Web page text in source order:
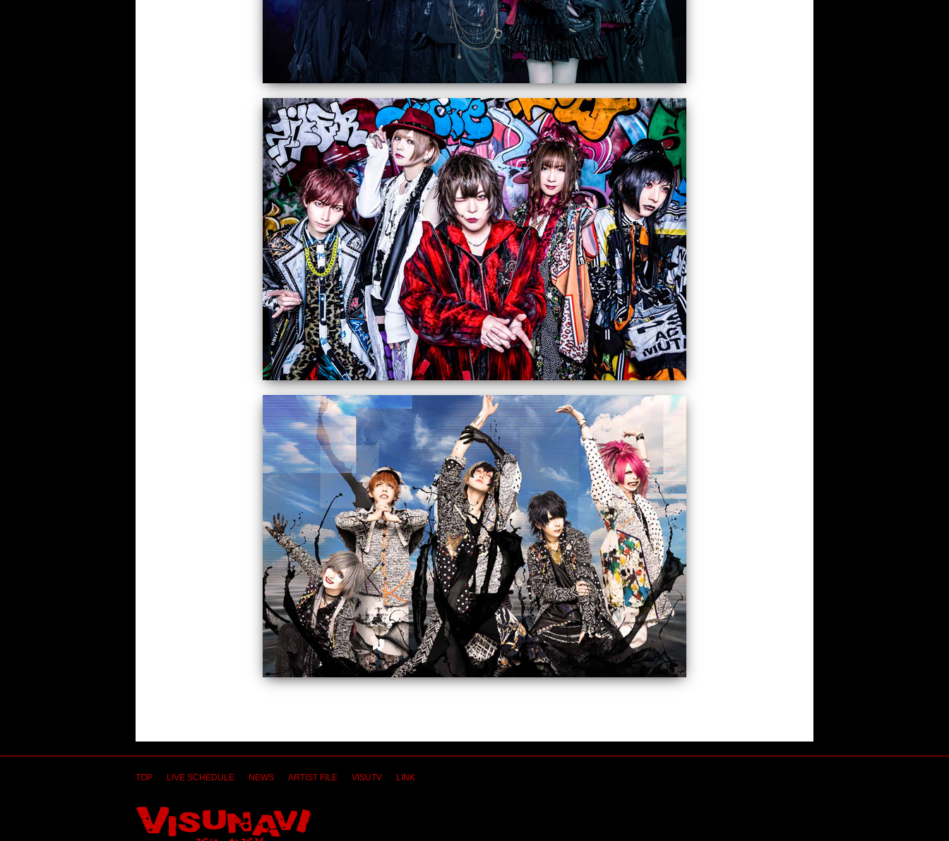
TOP LIVE SCHEDULE NEWS ARTIST FILE VISUTV LINK